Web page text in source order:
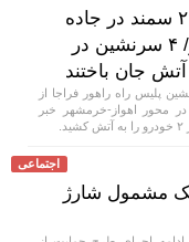
برخورد مرگبار ۲ سمند در جاده
اهواز-خرمشهر/ ۴ سرنشین در
جان باختند
پلیس راه راهور فراجا از
محور اهواز-خرمشهر خبر
اجتماعی
مشمول شارژ